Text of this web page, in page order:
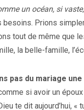
un océan, si
Prions
tout de même que
la belle-famille,
pas du mariage une
si avoir un
te dit aujourd’hui,